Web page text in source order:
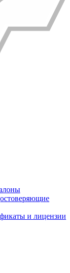
и лицензии